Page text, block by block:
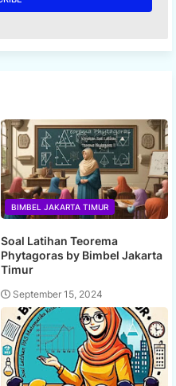
BIMBEL JAKARTA TIMUR
Soal Latihan Teorema
Phytagoras by Bimbel Jakarta
Timur
September 15, 2024